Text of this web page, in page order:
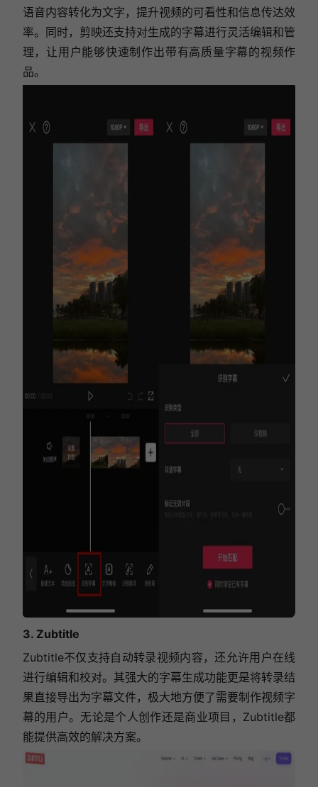
语音内容转化为文字，提升视频的可看性和信息传达效
率。同时，剪映还支持对生成的字幕进行灵活编辑和管
理，让用户能够快速制作出带有高质量字幕的视频作
品。
3. Zubtitle
Zubtitle不仅支持自动转录视频内容，还允许用户在线
进行编辑和校对。其强大的字幕生成功能更是将转录结
果直接导出为字幕文件，极大地方便了需要制作视频字
幕的用户。无论是个人创作还是商业项目，Zubtitle都
能提供高效的解决方案。